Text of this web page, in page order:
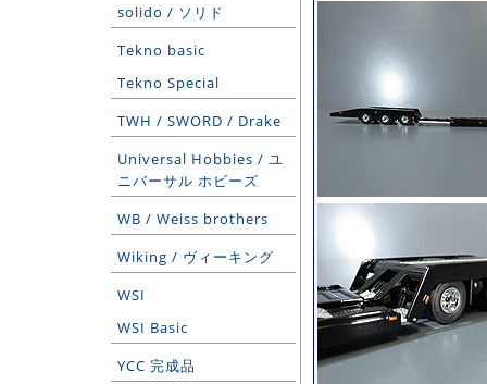
solido / ソリド
Tekno basic
Tekno Special
TWH / SWORD / Drake
Universal Hobbies / ユ
ニバーサル ホビーズ
WB / Weiss brothers
Wiking / ヴィーキング
WSI
WSI Basic
YCC 完成品